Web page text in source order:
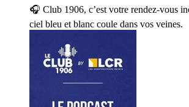
🎧 Club 1906, c’est votre rendez-vous
ciel bleu et blanc coule dans vos veines.